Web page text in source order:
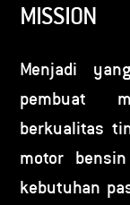
MISSION
Menjadi
pembuat
berkualitas
motor
kebutuhan